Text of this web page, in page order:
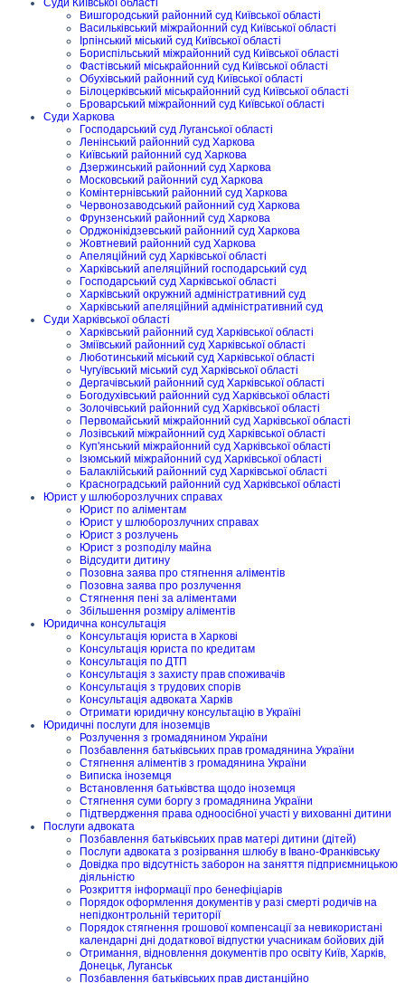
Суди Київської області
Вишгородський районний суд Київської області
Васильківський міжрайонний суд Київської області
Ірпінський міський суд Київської області
Бориспільський міжрайонний суд Київської області
Фастівський міськрайонний суд Київської області
Обухівський районний суд Київської області
Білоцерківський міськрайонний суд Київської області
Броварський міжрайонний суд Київської області
Суди Харкова
Господарський суд Луганської області
Ленінський районний суд Харкова
Київський районний суд Харкова
Дзержинський районний суд Харкова
Московський районний суд Харкова
Комінтернівський районний суд Харкова
Червонозаводський районний суд Харкова
Фрунзенський районний суд Харкова
Орджонікідзевський районний суд Харкова
Жовтневий районний суд Харкова
Апеляційний суд Харківської області
Харківський апеляційний господарський суд
Господарський суд Харківської області
Харківський окружний адміністративний суд
Харківський апеляційний адміністративний суд
Суди Харківської області
Харківський районний суд Харківської області
Зміївський районний суд Харківської області
Люботинський міський суд Харківської області
Чугуївський міський суд Харківської області
Дергачівський районний суд Харківської області
Богодухівський районний суд Харківської області
Золочівський районний суд Харківської області
Первомайський міжрайонний суд Харківської області
Лозівський міжрайонний суд Харківської області
Куп'янський міжрайонний суд Харківської області
Ізюмський міжрайонний суд Харківської області
Балаклійський районний суд Харківської області
Красноградський районний суд Харківської області
Юрист у шлюборозлучних справах
Юрист по аліментам
Юрист у шлюборозлучних справах
Юрист з розлучень
Юрист з розподілу майна
Відсудити дитину
Позовна заява про стягнення аліментів
Позовна заява про розлучення
Стягнення пені за аліментами
Збільшення розміру аліментів
Юридична консультація
Консультація юриста в Харкові
Консультація юриста по кредитам
Консультація по ДТП
Консультація з захисту прав споживачів
Консультація з трудових спорів
Консультація адвоката Харків
Отримати юридичну консультацію в Україні
Юридичні послуги для іноземців
Розлучення з громадянином України
Позбавлення батьківських прав громадянина України
Стягнення аліментів з громадянина України
Виписка іноземця
Встановлення батьківства щодо іноземця
Стягнення суми боргу з громадянина України
Підтвердження права одноосібної участі у вихованні дитини
Послуги адвоката
Позбавлення батьківських прав матері дитини (дітей)
Послуги адвоката з розірвання шлюбу в Івано-Франківську
Довідка про відсутність заборон на заняття підприємницькою
діяльністю
Розкриття інформації про бенефіціарів
Порядок оформлення документів у разі смерті родичів на
непідконтрольній території
Порядок стягнення грошової компенсації за невикористані
календарні дні додаткової відпустки учасникам бойових дій
Отримання, відновлення документів про освіту Київ, Харків,
Донецьк, Луганськ
Позбавлення батьківських прав дистанційно